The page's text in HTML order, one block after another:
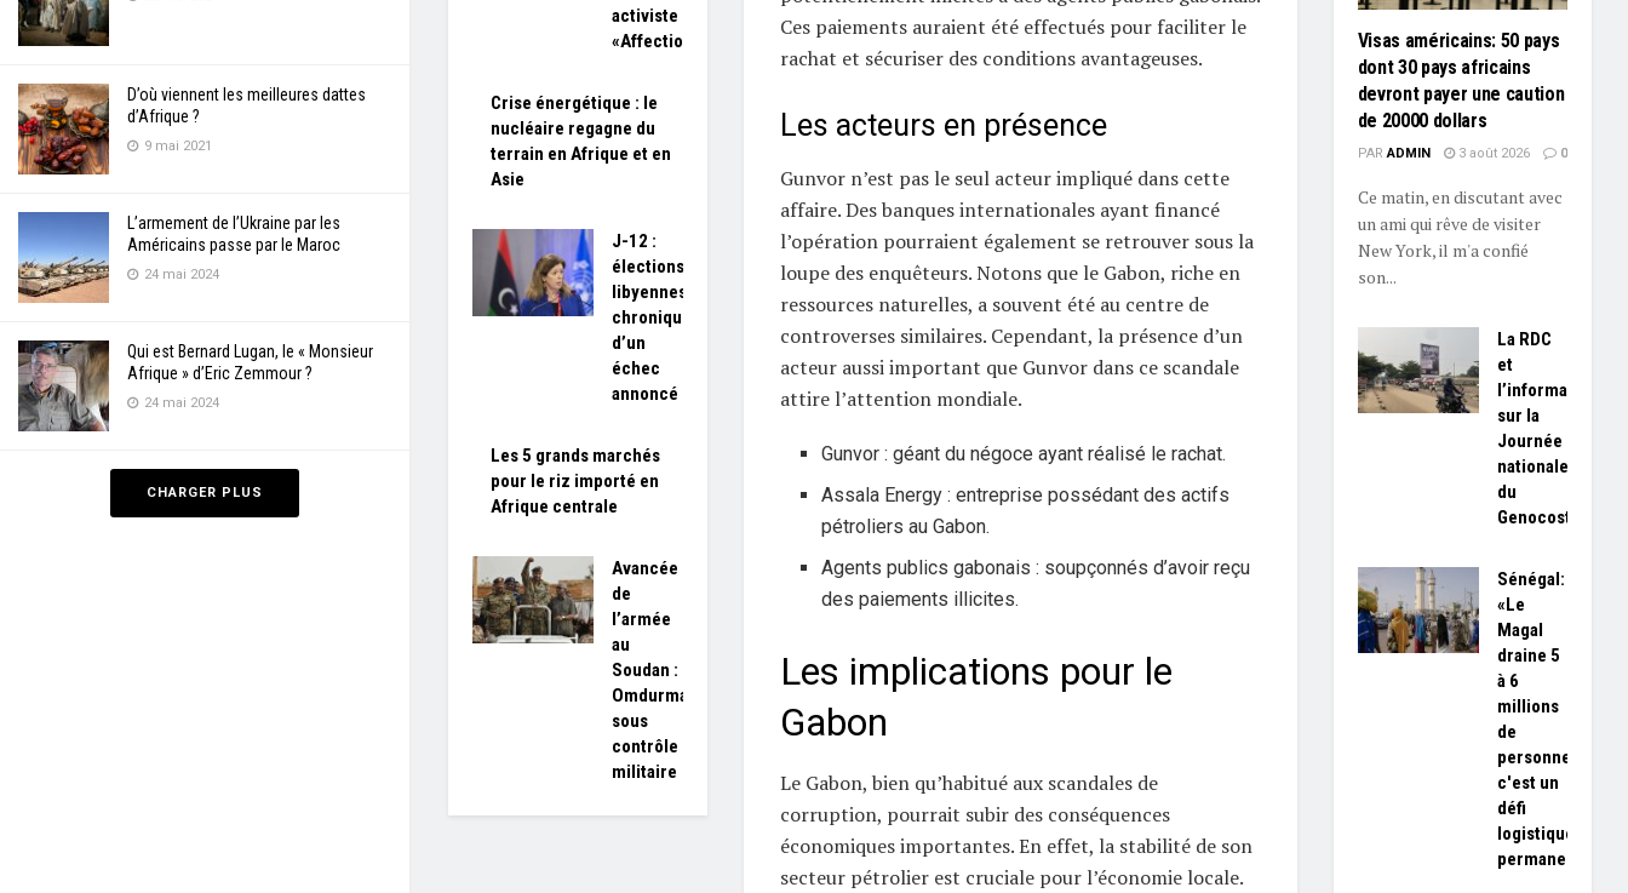
D’où viennent les meilleures dattes
d’Afrique ?
9 mai 2021
L’armement de l’Ukraine par les
Américains passe par le Maroc
24 mai 2024
Qui est Bernard Lugan, le « Monsieur
Afrique » d’Eric Zemmour ?
24 mai 2024
CHARGER PLUS
Ces paiements auraient été effectués pour faciliter le
rachat et sécuriser des conditions avantageuses.
Les acteurs en présence
Gunvor n’est pas le seul acteur impliqué dans cette
affaire. Des banques internationales ayant financé
l’opération pourraient également se retrouver sous la
loupe des enquêteurs. Notons que le Gabon, riche en
ressources naturelles, a souvent été au centre de
controverses similaires. Cependant, la présence d’un
acteur aussi important que Gunvor dans ce scandale
attire l’attention mondiale.
Gunvor : géant du négoce ayant réalisé le rachat.
Assala Energy : entreprise possédant des actifs
pétroliers au Gabon.
Agents publics gabonais : soupçonnés d’avoir reçu
des paiements illicites.
Les implications pour le
Gabon
Le Gabon, bien qu’habitué aux scandales de
corruption, pourrait subir des conséquences
économiques importantes. En effet, la stabilité de son
secteur pétrolier est cruciale pour l’économie locale.
activiste
«Affectio»
Crise énergétique : le
nucléaire regagne du
terrain en Afrique et en
Asie
J-12 :
élections
libyennes,
chronique
d’un
échec
annoncé
Les 5 grands marchés
pour le riz importé en
Afrique centrale
Avancée
de
l’armée
au
Soudan :
Omdurman
sous
contrôle
militaire
Visas américains: 50 pays
dont 30 pays africains
devront payer une caution
de 20000 dollars
PAR ADMIN 3 août 2026 0
Ce matin, en discutant avec
un ami qui rêve de visiter
New York, il m'a confié
son...
La RDC
et
l’information
sur la
Journée
nationale
du
Genocost
Sénégal:
«Le
Magal
draine 5
à 6
millions
de
personnes,
c'est un
défi
logistique
permanent»